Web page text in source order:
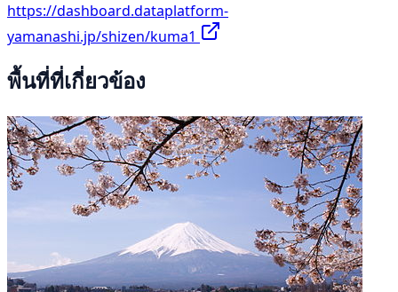
https://dashboard.dataplatform-
yamanashi.jp/shizen/kuma1
พื้นที่ที่เกี่ยวข้อง